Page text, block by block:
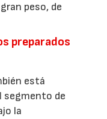
peso, de
preparados
está
segmento de
la